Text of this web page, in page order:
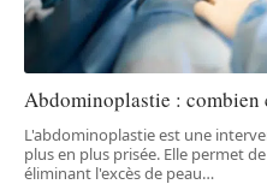
Abdominoplastie : combien
L'abdominoplastie est une
plus en plus prisée. Elle permet
éliminant l'excès de peau…